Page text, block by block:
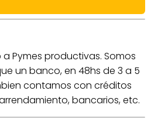
a Pymes productivas. Somos
un banco, en 48hs de 3 a 5
contamos con créditos
bancarios, etc.